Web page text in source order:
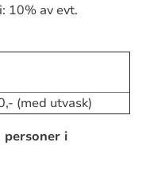
10% av evt.
(med utvask)
i